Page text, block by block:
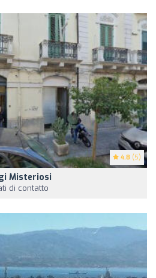
4.8 (5)
Misteriosi
di contatto